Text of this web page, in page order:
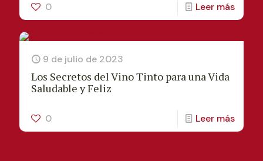
0 Leer más
9 de julio de 2023
Los Secretos del Vino Tinto para una Vida
Saludable y Feliz
0 Leer más